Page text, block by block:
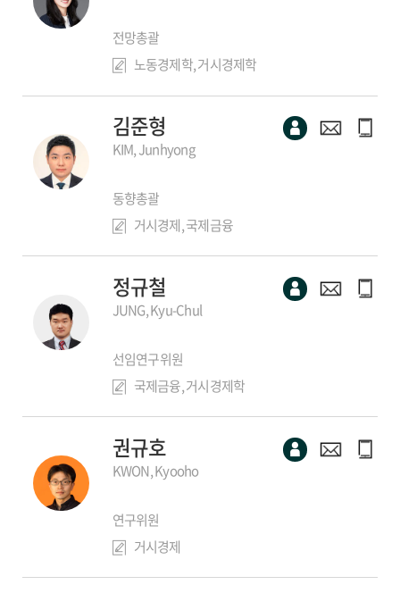
전망총괄
노동경제학, 거시경제학
김준형
KIM, Junhyong
동향총괄
거시경제, 국제금융
정규철
JUNG, Kyu-Chul
선임연구위원
국제금융, 거시경제학
권규호
KWON, Kyooho
연구위원
거시경제